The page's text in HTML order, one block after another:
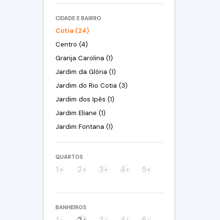
CIDADE E BAIRRO
Cotia (24)
Centro (4)
Granja Carolina (1)
Jardim da Glória (1)
Jardim do Rio Cotia (3)
Jardim dos Ipês (1)
Jardim Eliane (1)
Jardim Fontana (1)
Jardim Ísis (1)
Jardim Passárgada I (2)
Outeiro de Passárgada (1)
Parque Alexandre (1)
QUARTOS
1+ 2+ 3+ 4+ 5+
BANHEIROS